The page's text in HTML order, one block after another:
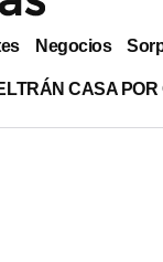
Negocios
CASA